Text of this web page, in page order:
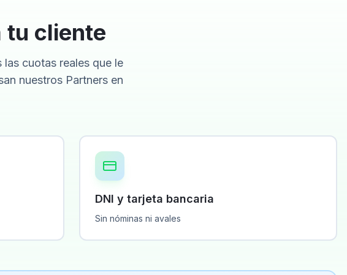
tu cliente
cuotas reales que le
nuestros Partners en
DNI y tarjeta bancaria
Sin nóminas ni avales